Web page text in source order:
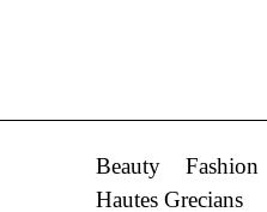
Beauty Fashion
Hautes Grecians